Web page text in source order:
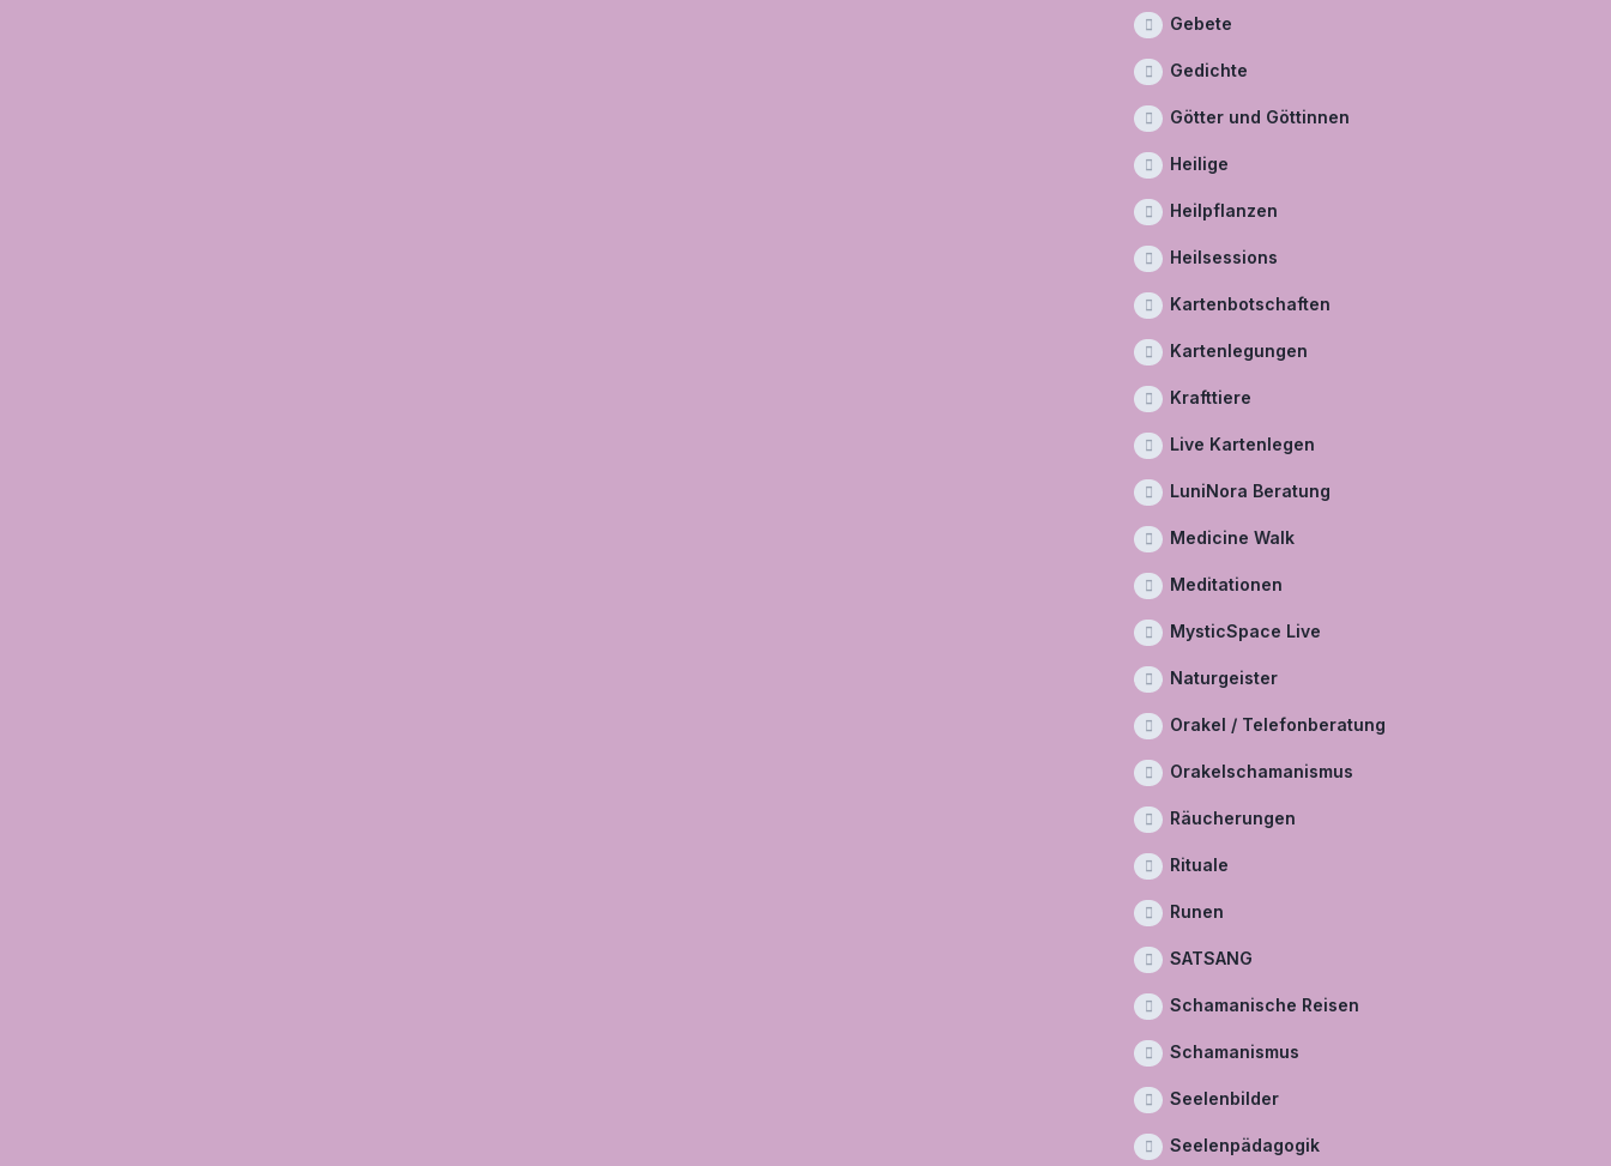
Gebete
Gedichte
Götter und Göttinnen
Heilige
Heilpflanzen
Heilsessions
Kartenbotschaften
Kartenlegungen
Krafttiere
Live Kartenlegen
LuniNora Beratung
Medicine Walk
Meditationen
MysticSpace Live
Naturgeister
Orakel / Telefonberatung
Orakelschamanismus
Räucherungen
Rituale
Runen
SATSANG
Schamanische Reisen
Schamanismus
Seelenbilder
Seelenpädagogik